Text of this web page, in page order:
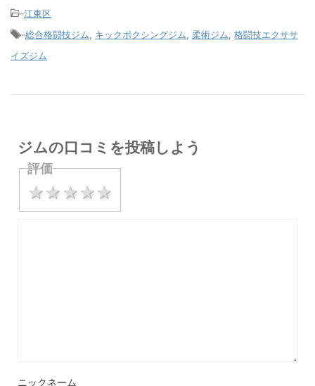
-江東区
-総合格闘技ジム キックボクシングジム 柔術ジム 格闘技エクササ
イズジム
ジムの口コミを投稿しよう
評価
4 stars
3 stars
2 stars
1 star